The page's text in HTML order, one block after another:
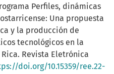
Perfiles, dinámicas
Una propuesta
y la producción de
tecnológicos en la
Revista Eletrónica
doi.org/10.15359/ree.22-